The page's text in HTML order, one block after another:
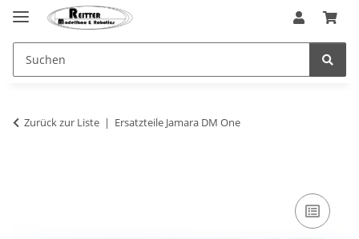
Zurück zur Liste Ersatzteile Jamara DM One